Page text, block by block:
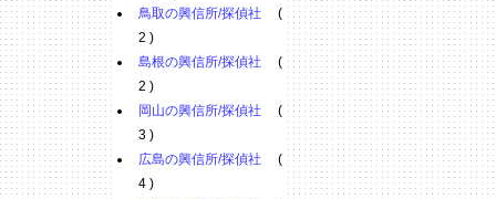
鳥取の興信所/探偵社 (
2 )
島根の興信所/探偵社 (
2 )
岡山の興信所/探偵社 (
3 )
広島の興信所/探偵社 (
4 )